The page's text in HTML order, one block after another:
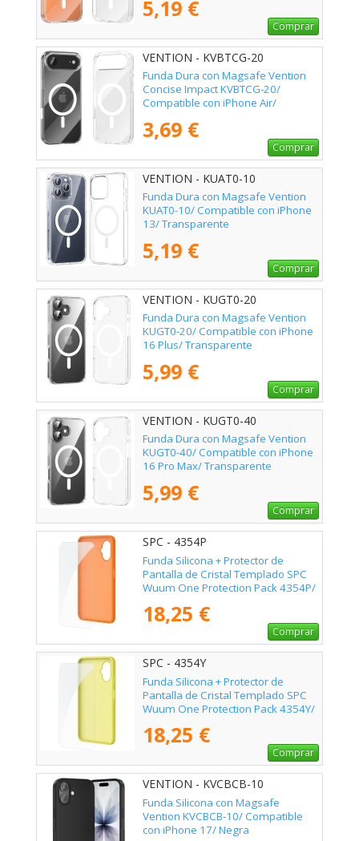
5,19 €
Comprar
VENTION - KVBTCG-20
Funda Dura con Magsafe Vention
Concise Impact KVBTCG-20/
Compatible con iPhone Air/
3,69 €
Comprar
VENTION - KUAT0-10
Funda Dura con Magsafe Vention
KUAT0-10/ Compatible con iPhone
13/ Transparente
5,19 €
Comprar
VENTION - KUGT0-20
Funda Dura con Magsafe Vention
KUGT0-20/ Compatible con iPhone
16 Plus/ Transparente
5,99 €
Comprar
VENTION - KUGT0-40
Funda Dura con Magsafe Vention
KUGT0-40/ Compatible con iPhone
16 Pro Max/ Transparente
5,99 €
Comprar
SPC - 4354P
Funda Silicona + Protector de
Pantalla de Cristal Templado SPC
Wuum One Protection Pack 4354P/
Naranja
18,25 €
Comprar
SPC - 4354Y
Funda Silicona + Protector de
Pantalla de Cristal Templado SPC
Wuum One Protection Pack 4354Y/
Amarilla
18,25 €
Comprar
VENTION - KVCBCB-10
Funda Silicona con Magsafe
Vention KVCBCB-10/ Compatible
con iPhone 17/ Negra